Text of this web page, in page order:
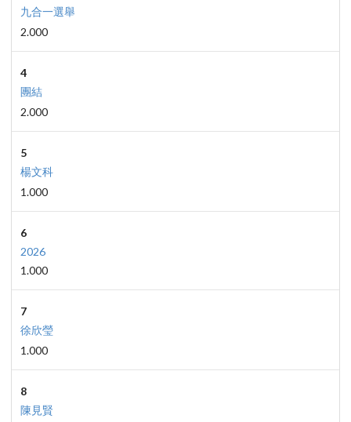
九合一選舉
2.000
4
團結
2.000
5
楊文科
1.000
6
2026
1.000
7
徐欣瑩
1.000
8
陳見賢